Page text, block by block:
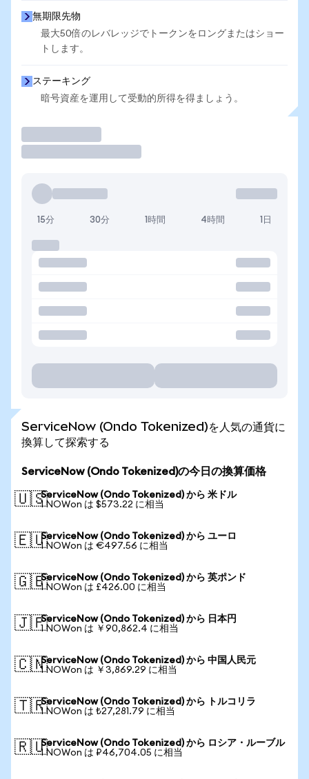
無期限先物
最大50倍のレバレッジでトークンをロングまたはショー
トします。
ステーキング
暗号資産を運用して受動的所得を得ましょう。
15分 30分 1時間 4時間 1日
ServiceNow (Ondo Tokenized)を人気の通貨に
換算して探索する
ServiceNow (Ondo Tokenized)の今日の換算価格
🇺🇸ServiceNow (Ondo Tokenized) から 米ドル
1 NOWon は $573.22 に相当
🇪🇺ServiceNow (Ondo Tokenized) から ユーロ
1 NOWon は €497.56 に相当
🇬🇧ServiceNow (Ondo Tokenized) から 英ポンド
1 NOWon は £426.00 に相当
🇯🇵ServiceNow (Ondo Tokenized) から 日本円
1 NOWon は ￥90,862.4 に相当
🇨🇳ServiceNow (Ondo Tokenized) から 中国人民元
1 NOWon は ￥3,869.29 に相当
🇹🇷ServiceNow (Ondo Tokenized) から トルコリラ
1 NOWon は ₺27,281.79 に相当
🇷🇺ServiceNow (Ondo Tokenized) から ロシア・ルーブル
1 NOWon は ₽46,704.05 に相当